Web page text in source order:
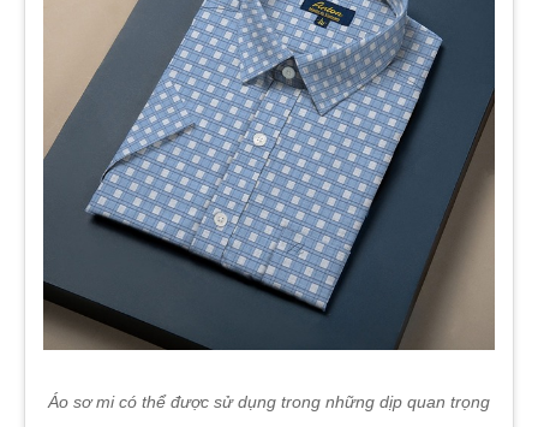
Áo sơ mi có thể được sử dụng trong những dịp quan trọng